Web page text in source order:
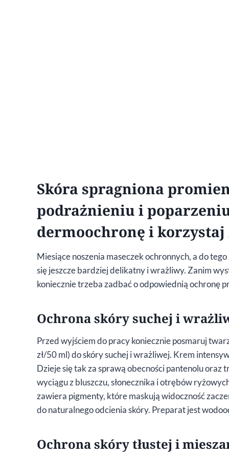
Skóra spragniona
podrażnieniu i
dermoochronę i korzystaj
Miesiące noszenia maseczek ochronnych, a do
się jeszcze bardziej delikatny i wrażliwy. Zanim
koniecznie trzeba zadbać o odpowiednią ochronę
Ochrona skóry suchej i
Przed wyjściem do pracy koniecznie posmaruj
zł/50 ml) do skóry suchej i wrażliwej. Krem
Dzieje się tak za sprawą obecności pantenolu
wyciągu z bluszczu, słonecznika i otrębów
zawiera pigmenty, które maskują widoczność
do naturalnego odcienia skóry. Preparat jest
Ochrona skóry tłustej i